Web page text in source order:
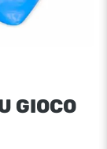
GIOCO